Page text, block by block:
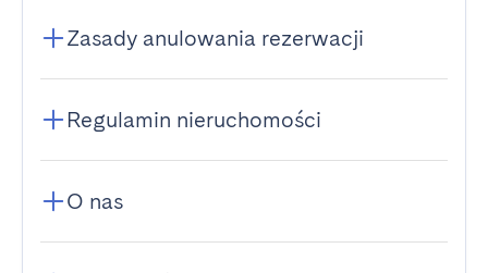
Zasady anulowania rezerwacji
Regulamin nieruchomości
O nas